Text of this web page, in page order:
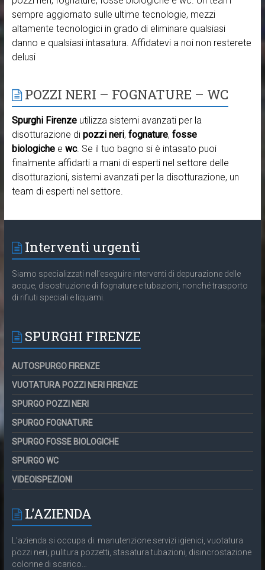
sempre aggiornato sulle ultime tecnologie, mezzi
altamente tecnologici in grado di eliminare qualsiasi
danno e qualsiasi intasatura. Affidatevi a noi non resterete
delusi
POZZI NERI – FOGNATURE – WC
Spurghi Firenzeutilizza sistemi avanzati per la
disotturazione di pozzi neri, fognature, fosse
biologichee wc. Se il tuo bagno si è intasato puoi
finalmente affidarti a mani di esperti nel settore delle
disotturazioni, sistemi avanzati per la disotturazione, un
team di esperti nel settore.
Interventi urgenti
Siamo specializzati nell’eseguire interventi di depurazione delle
acque, disostruzione di fognature e tubazioni, nonché trasporto
di rifiuti speciali e liquami.
SPURGHI FIRENZE
AUTOSPURGO FIRENZE
VUOTATURA POZZI NERI FIRENZE
SPURGO POZZI NERI
SPURGO FOGNATURE
SPURGO FOSSE BIOLOGICHE
SPURGO WC
VIDEOISPEZIONI
L’AZIENDA
L’azienda si occupa di: manutenzione servizi igienici, vuotatura
pozzi neri, pulitura pozzetti, stasatura tubazioni, disincrostazione
colonne di scarico…